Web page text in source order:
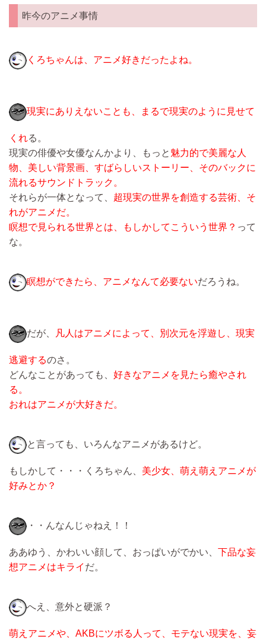
昨今のアニメ事情
くろちゃんは、アニメ好きだったよね。
現実にありえないことも、まるで現実のように見せて
くれる。
現実の俳優や女優なんかより、もっと 魅力的で美麗な人
物、美しい背景画、すばらしいストーリー、そのバックに
流れるサウンドトラック。
それらが一体となって、 超現実の世界を創造する芸術、そ
れがアニメだ。
瞑想で見られる世界とは、もしかしてこういう世界？ って
な。
瞑想ができたら、アニメなんて必要ないだろうね。
だが、 凡人はアニメによって、別次元を浮遊し、現実
逃避するのさ。
どんなことがあっても、 好きなアニメを見たら癒やされ
る。
おれはアニメが大好きだ。
と言っても、いろんなアニメがあるけど。
もしかして・・・くろちゃん、 美少女、萌え萌えアニメが
好みとか？
・・んなんじゃねえ！！
ああゆう、かわいい顔して、おっぱいがでかい、 下品な妄
想アニメはキライ だ。
へえ、意外と硬派？
萌えアニメや、AKBにツボる人って、モテない現実を、妄